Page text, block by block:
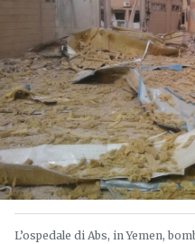
L’ospedale di Abs, in Yemen,